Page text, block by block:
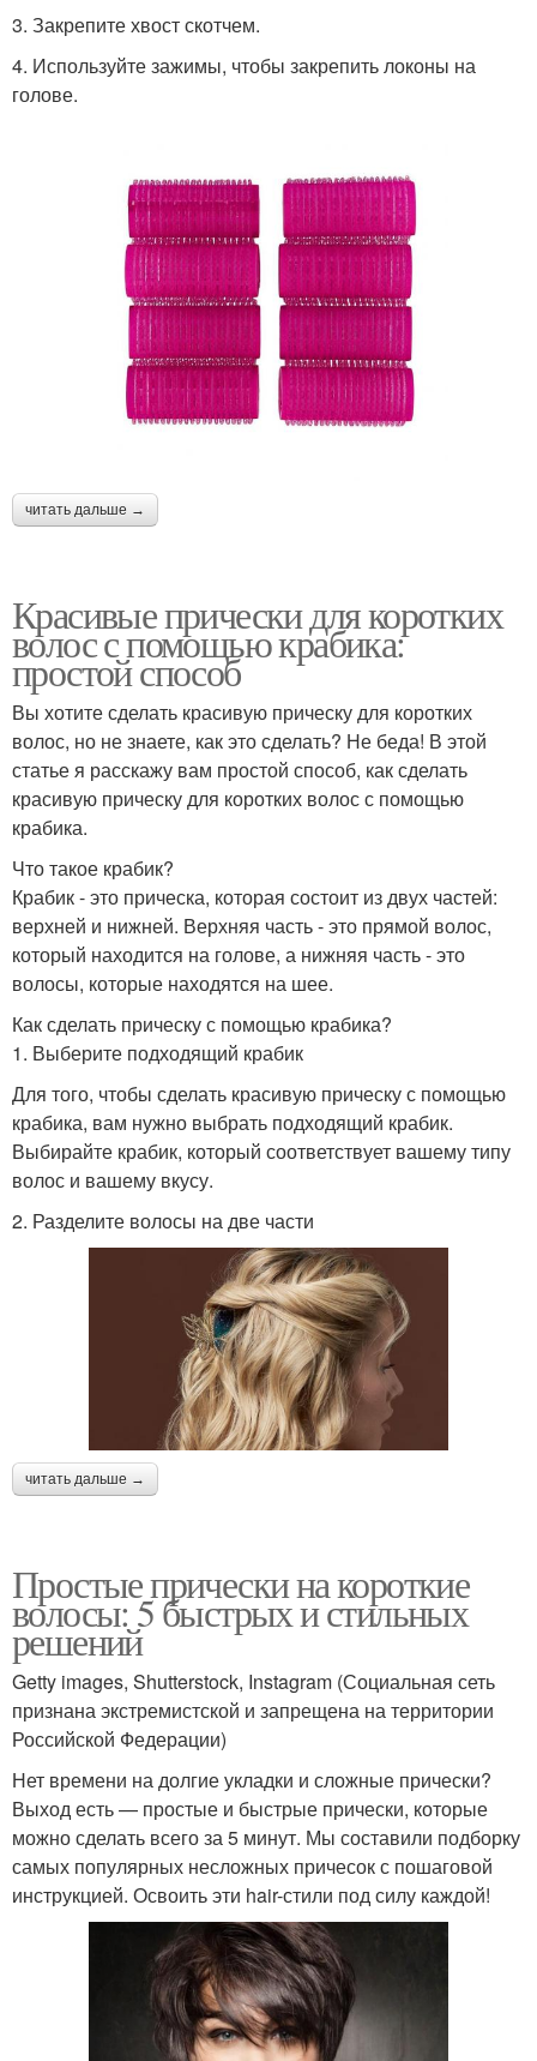
3. Закрепите хвост скотчем.
4. Используйте зажимы, чтобы закрепить локоны на
голове.
читать дальше →
Красивые прически для коротких
волос с помощью крабика:
простой способ
Вы хотите сделать красивую прическу для коротких
волос, но не знаете, как это сделать? Не беда! В этой
статье я расскажу вам простой способ, как сделать
красивую прическу для коротких волос с помощью
крабика.
Что такое крабик?
Крабик - это прическа, которая состоит из двух частей:
верхней и нижней. Верхняя часть - это прямой волос,
который находится на голове, а нижняя часть - это
волосы, которые находятся на шее.
Как сделать прическу с помощью крабика?
1. Выберите подходящий крабик
Для того, чтобы сделать красивую прическу с помощью
крабика, вам нужно выбрать подходящий крабик.
Выбирайте крабик, который соответствует вашему типу
волос и вашему вкусу.
2. Разделите волосы на две части
читать дальше →
Простые прически на короткие
волосы: 5 быстрых и стильных
решений
Getty images, Shutterstock, Instagram (Социальная сеть
признана экстремистской и запрещена на территории
Российской Федерации)
Нет времени на долгие укладки и сложные прически?
Выход есть — простые и быстрые прически, которые
можно сделать всего за 5 минут. Мы составили подборку
самых популярных несложных причесок с пошаговой
инструкцией. Освоить эти hair-стили под силу каждой!